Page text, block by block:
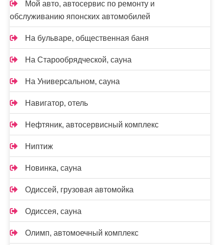
Мой авто, автосервис по ремонту и
обслуживанию японских автомобилей
На бульваре, общественная баня
На Старообрядческой, сауна
На Универсальном, сауна
Навигатор, отель
Нефтяник, автосервисный комплекс
Ниптиж
Новинка, сауна
Одиссей, грузовая автомойка
Одиссея, сауна
Олимп, автомоечный комплекс